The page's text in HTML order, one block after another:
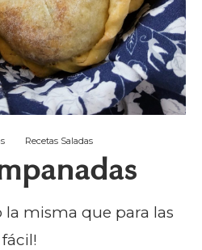
Recetas Saladas
la misma que para las